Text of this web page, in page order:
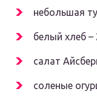
небольшая
белый хлеб –
салат
соленые